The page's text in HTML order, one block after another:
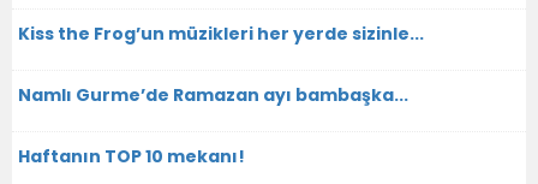
Kiss the Frog’un müzikleri her yerde sizinle...
Namlı Gurme’de Ramazan ayı bambaşka...
Haftanın TOP 10 mekanı!